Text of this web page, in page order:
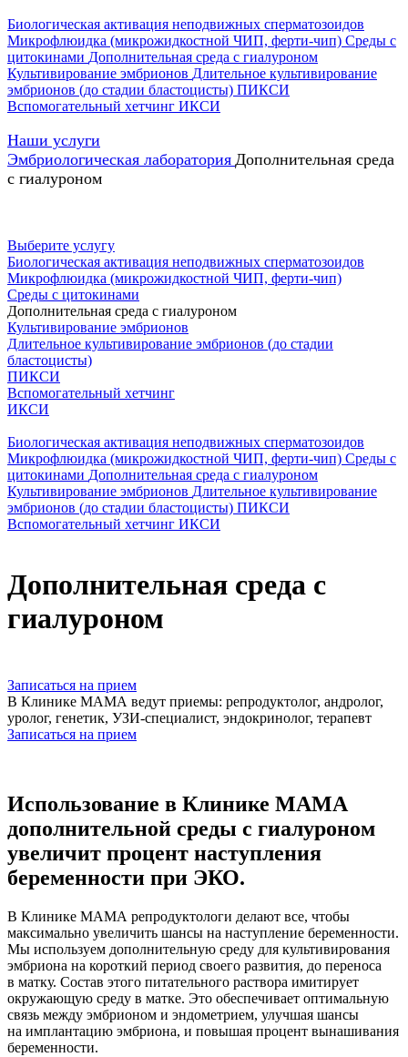
Биологическая активация неподвижных сперматозоидов
Микрофлюидка (микрожидкостной ЧИП, ферти-чип) Среды с
цитокинами Дополнительная среда с гиалуроном
Культивирование эмбрионов Длительное культивирование
эмбрионов (до стадии бластоцисты) ПИКСИ
Вспомогательный хетчинг ИКСИ
Наши услуги
Эмбриологическая лаборатория Дополнительная среда
с гиалуроном
Выберите услугу
Биологическая активация неподвижных сперматозоидов
Микрофлюидка (микрожидкостной ЧИП, ферти-чип)
Среды с цитокинами
Дополнительная среда с гиалуроном
Культивирование эмбрионов
Длительное культивирование эмбрионов (до стадии
бластоцисты)
ПИКСИ
Вспомогательный хетчинг
ИКСИ
Биологическая активация неподвижных сперматозоидов
Микрофлюидка (микрожидкостной ЧИП, ферти-чип) Среды с
цитокинами Дополнительная среда с гиалуроном
Культивирование эмбрионов Длительное культивирование
эмбрионов (до стадии бластоцисты) ПИКСИ
Вспомогательный хетчинг ИКСИ
Дополнительная среда с
гиалуроном
Записаться на прием
В Клинике МАМА ведут приемы: репродуктолог, андролог,
уролог, генетик, УЗИ-специалист, эндокринолог, терапевт
Записаться на прием
Использование в Клинике МАМА
дополнительной среды с гиалуроном
увеличит процент наступления
беременности при ЭКО.
В Клинике МАМА репродуктологи делают все, чтобы
максимально увеличить шансы на наступление беременности.
Мы используем дополнительную среду для культивирования
эмбриона на короткий период своего развития, до переноса
в матку. Состав этого питательного раствора имитирует
окружающую среду в матке. Это обеспечивает оптимальную
связь между эмбрионом и эндометрием, улучшая шансы
на имплантацию эмбриона, и повышая процент вынашивания
беременности.